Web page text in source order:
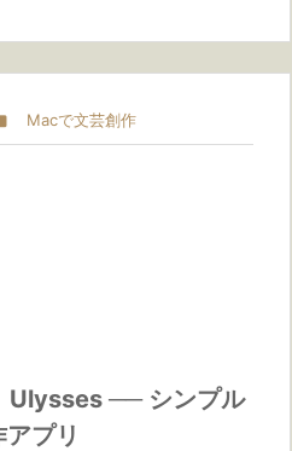
Macで文芸創作
Ulysses ── シンプル
プリ